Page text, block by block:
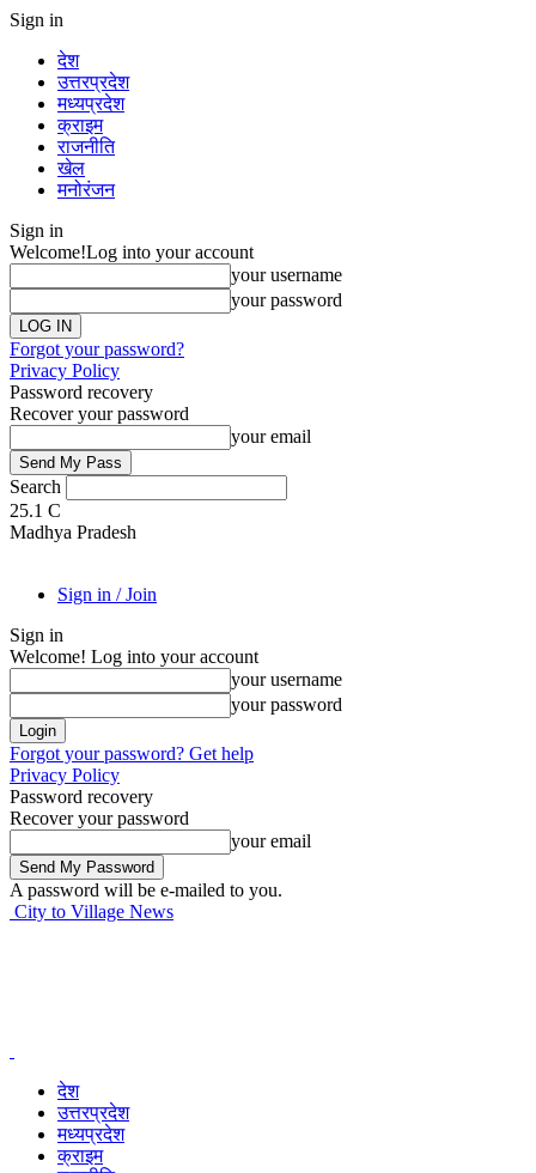
Sign in
देश
उत्तरप्रदेश
मध्यप्रदेश
क्राइम
राजनीति
खेल
मनोरंजन
Sign in
Welcome!Log into your account
your username
your password
Forgot your password?
Privacy Policy
Password recovery
Recover your password
your email
Search
25.1 C
Madhya Pradesh
Sign in / Join
Sign in
Welcome! Log into your account
your username
your password
Forgot your password? Get help
Privacy Policy
Password recovery
Recover your password
your email
A password will be e-mailed to you.
City to Village News
देश
उत्तरप्रदेश
मध्यप्रदेश
क्राइम